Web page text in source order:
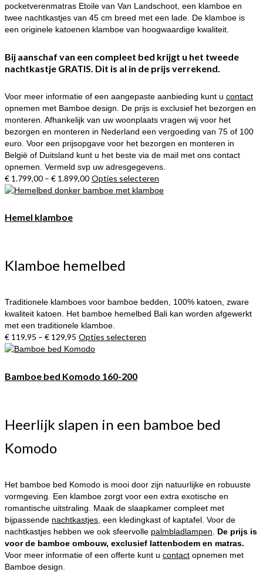
pocketverenmatras Etoile van Van Landschoot, een klamboe en
twee nachtkastjes van 45 cm breed met een lade. De klamboe is
een originele katoenen klamboe van hoogwaardige kwaliteit.
Bij aanschaf van een compleet bed krijgt u het tweede
nachtkastje GRATIS. Dit is al in de prijs verrekend.
Voor meer informatie of een aangepaste aanbieding kunt u contact
opnemen met Bamboe design. De prijs is exclusief het bezorgen en
monteren. Afhankelijk van uw woonplaats vragen wij voor het
bezorgen en monteren in Nederland een vergoeding van 75 of 100
euro. Voor een prijsopgave voor het bezorgen en monteren in
België of Duitsland kunt u het beste via de mail met ons contact
opnemen. Vermeld svp uw adresgegevens.
€ 1.799,00 – € 1.899,00 Opties selecteren
product
de
productpagina
Hemel klamboe
Klamboe hemelbed
Traditionele klamboes voor bamboe bedden, 100% katoen, zware
kwaliteit katoen. Het bamboe hemelbed Bali kan worden afgewerkt
met een traditionele klamboe.
€ 119,95 – € 129,95 Opties selecteren
kan
gekozen
Bamboe bed Komodo 160-200
Heerlijk slapen in een bamboe bed
Komodo
Het bamboe bed Komodo is mooi door zijn natuurlijke en robuuste
vormgeving. Een klamboe zorgt voor een extra exotische en
romantische uitstraling. Maak de slaapkamer compleet met
bijpassende nachtkastjes , een kledingkast of kaptafel. Voor de
nachtkastjes hebben we ook sfeervolle palmbladlampen
De prijs is
voor de bamboe ombouw, exclusief lattenbodem en matras.
Voor meer informatie of een offerte kunt u contact opnemen met
Bamboe design.